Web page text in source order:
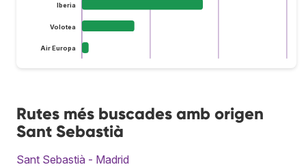
Iberia
Volotea
Air Europa
Rutes més buscades amb origen
Sant Sebastià
Sant Sebastià - Madrid